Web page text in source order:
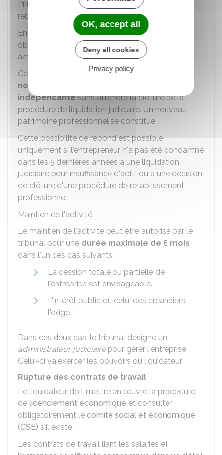
Principe de cessation d'activité et possibilité de
rebond
En principe, l'ouverture d'une liquidation judiciaire
oblige l'entrepreneur individuel à cesser son
activité jusqu'à la clôture de la procédure.
Cependant, l'entrepreneur peut exercer une
nouvelle activité professionnelle
indépendantesans attendre la clôture de la
procédure de liquidation judiciaire. Un nouveau
patrimoine professionnel se constitue.
Cette possibilité de rebond est possible
uniquement si l'entrepreneur n'a pas été condamné
dans les 5 dernières années à une liquidation
judiciaire pour insuffisance d'actif ou à une décision
de clôture d'une procédure de rétablissement
professionnel.
Maintien de l'activité
Le maintien de l'activité peut être autorisé par le
tribunal pour une durée maximale de 6 mois
dans l'un des cas suivants :
La cession totale ou partielle de
l'entreprise est envisageable.
L'intérêt public ou celui des créanciers
l'exige.
Dans ces deux cas, le tribunal désigne un
administrateur judiciairepour gérer l'entreprise.
Celui-ci va exercer les pouvoirs du liquidateur.
Rupture des contrats de travail
Le liquidateur doit mettre en œuvre la procédure
de licenciement économique et consulter
obligatoirement le comité social et économique
(CSE) s'il existe.
Les contrats de travail liant les salariés et
OK, accept all
Deny all cookies
Privacy policy